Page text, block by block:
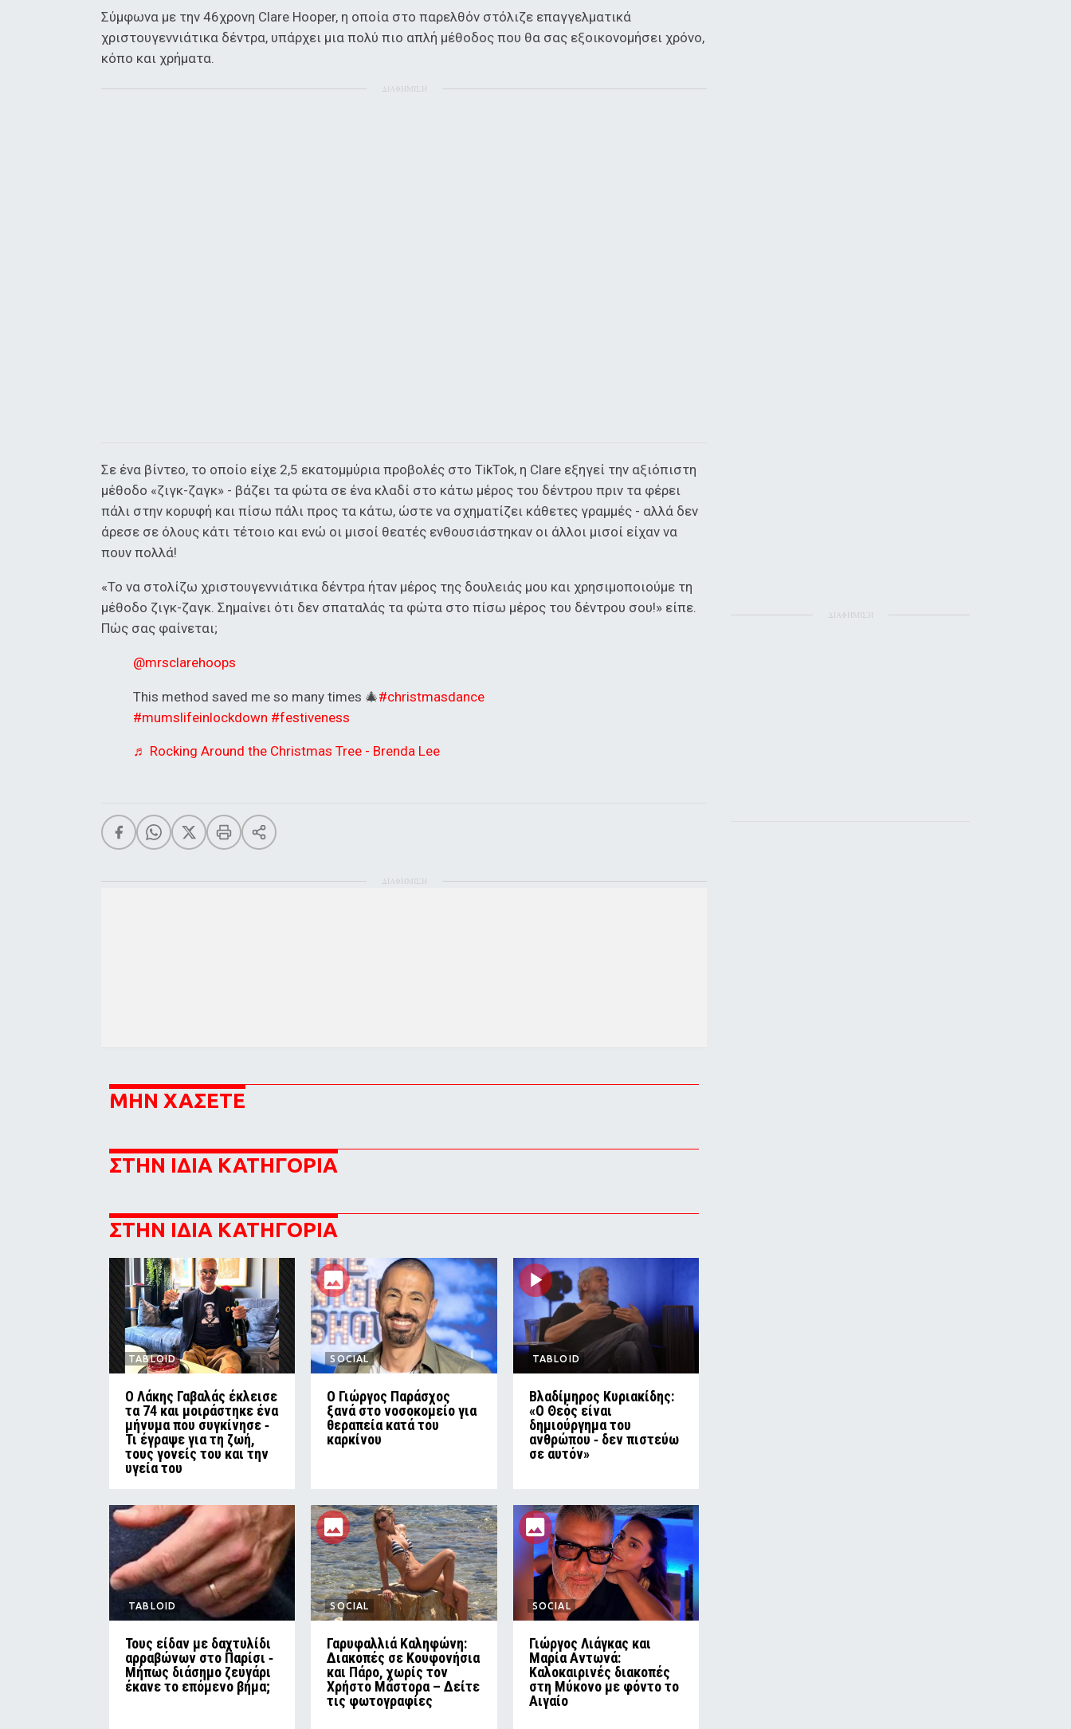
Σύμφωνα με την 46χρονη Clare Hooper, η οποία στο παρελθόν στόλιζε επαγγελματικά
χριστουγεννιάτικα δέντρα, υπάρχει μια πολύ πιο απλή μέθοδος που θα σας εξοικονομήσει χρόνο,
κόπο και χρήματα.
ΔΙΑΦΗΜΙΣΗ
Σε ένα βίντεο, το οποίο είχε 2,5 εκατομμύρια προβολές στο TikTok, η Clare εξηγεί την αξιόπιστη
μέθοδο «ζιγκ-ζαγκ» - βάζει τα φώτα σε ένα κλαδί στο κάτω μέρος του δέντρου πριν τα φέρει
πάλι στην κορυφή και πίσω πάλι προς τα κάτω, ώστε να σχηματίζει κάθετες γραμμές - αλλά δεν
άρεσε σε όλους κάτι τέτοιο και ενώ οι μισοί θεατές ενθουσιάστηκαν οι άλλοι μισοί είχαν να
πουν πολλά!
«Το να στολίζω χριστουγεννιάτικα δέντρα ήταν μέρος της δουλειάς μου και χρησιμοποιούμε τη
μέθοδο ζιγκ-ζαγκ. Σημαίνει ότι δεν σπαταλάς τα φώτα στο πίσω μέρος του δέντρου σου!» είπε.
Πώς σας φαίνεται;
@mrsclarehoops
This method saved me so many times 🎄#christmasdance
#mumslifeinlockdown #festiveness
♬ Rocking Around the Christmas Tree - Brenda Lee
ΔΙΑΦΗΜΙΣΗ
ΜΗΝ ΧΑΣΕΤΕ
ΣΤΗΝ ΙΔΙΑ ΚΑΤΗΓΟΡΙΑ
ΣΤΗΝ ΙΔΙΑ ΚΑΤΗΓΟΡΙΑ
TABLOID
Ο Λάκης Γαβαλάς έκλεισε
τα 74 και μοιράστηκε ένα
μήνυμα που συγκίνησε ‑
Τι έγραψε για τη ζωή,
τους γονείς του και την
υγεία του
SOCIAL
O Γιώργος Παράσχος
ξανά στο νοσοκομείο για
θεραπεία κατά του
καρκίνου
TABLOID
Βλαδίμηρος Κυριακίδης:
«Ο Θεός είναι
δημιούργημα του
ανθρώπου ‑ δεν πιστεύω
σε αυτόν»
TABLOID
Τους είδαν με δαχτυλίδι
αρραβώνων στο Παρίσι ‑
Μήπως διάσημο ζευγάρι
έκανε το επόμενο βήμα;
SOCIAL
Γαρυφαλλιά Καληφώνη:
Διακοπές σε Κουφονήσια
και Πάρο, χωρίς τον
Χρήστο Μάστορα – Δείτε
τις φωτογραφίες
SOCIAL
Γιώργος Λιάγκας και
Μαρία Αντωνά:
Καλοκαιρινές διακοπές
στη Μύκονο με φόντο το
Αιγαίο
ΔΙΑΦΗΜΙΣΗ